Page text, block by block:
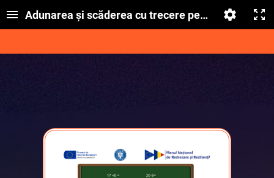
Adunarea și scăderea cu trecere peste ordin